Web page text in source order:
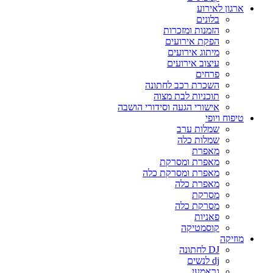
ארגון לאירוע
בלונים
הזמנות ומזכרות
הפקת אירועים
מיתוג אירועים
עיצוב אירועים
פרחים
השכרת רכב לחתונה
תוכניות לבת מצוה
אישורי הגעה וסידורי הושבה
טיפוח ויופי
שמלות ערב
שמלות כלה
מאפרת
מאפרת ומסרקת
מאפרת ומסרקת כלה
מאפרת כלה
מסרקת
מסרקת כלה
פאניות
קוסמטיקה
מוזיקה
DJ לחתונה
dj לנשים